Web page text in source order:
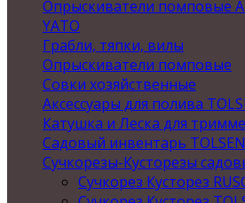
Опрыскиватели помповые
YATO
Грабли, тяпки, вилы
Опрыскиватели помповые
Совки хозяйственные
Аксессуары для полива
Катушка и Леска для
Садовый инвентарь TOLSEN
Сучкорезы-Кусторезы
Сучкорез Кусторез